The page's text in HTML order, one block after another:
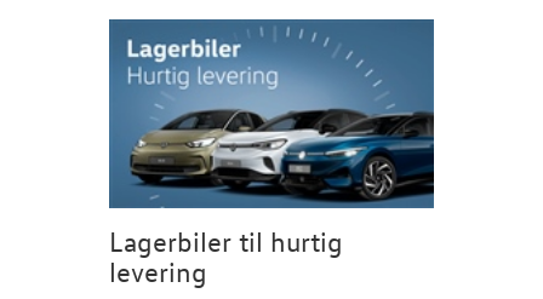
Lagerbiler til hurtig
levering